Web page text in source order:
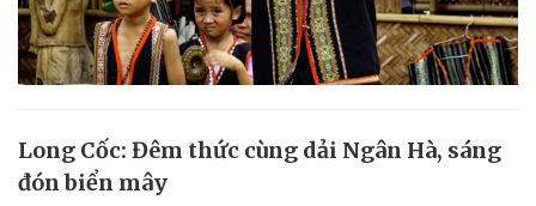
Long Cốc: Đêm thức cùng dải Ngân Hà, sáng
đón biển mây